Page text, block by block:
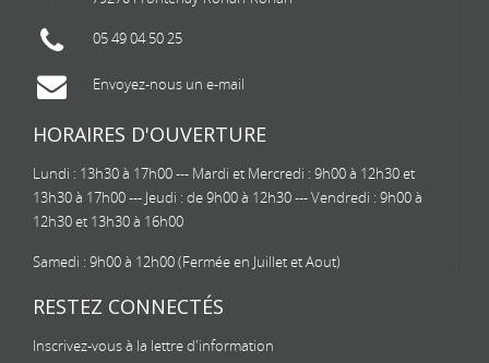
05 49 04 50 25
Envoyez-nous un e-mail
HORAIRES D'OUVERTURE
Lundi : 13h30 à 17h00 --- Mardi et Mercredi : 9h00 à 12h30 et
13h30 à 17h00 --- Jeudi : de 9h00 à 12h30 --- Vendredi : 9h00 à
12h30 et 13h30 à 16h00
Samedi : 9h00 à 12h00 (Fermée en Juillet et Aout)
RESTEZ CONNECTÉS
Inscrivez-vous à la lettre d'information